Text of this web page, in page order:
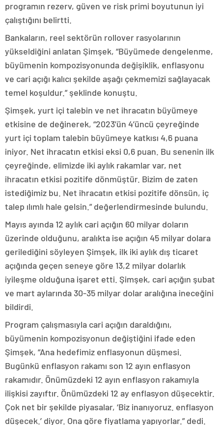
programın rezerv, güven ve risk primi boyutunun iyi
çalıştığını belirtti.
Bankaların, reel sektörün rollover rasyolarının
yükseldiğini anlatan Şimşek, “Büyümede dengelenme,
büyümenin kompozisyonunda değişiklik, enflasyonu
ve cari açığı kalıcı şekilde aşağı çekmemizi sağlayacak
temel koşuldur.” şeklinde konuştu.
Şimşek, yurt içi talebin ve net ihracatın büyümeye
etkisine de değinerek, “2023’ün 4’üncü çeyreğinde
yurt içi toplam talebin büyümeye katkısı 4,6 puana
iniyor. Net ihracatın etkisi eksi 0,6 puan. Bu senenin ilk
çeyreğinde, elimizde iki aylık rakamlar var, net
ihracatın etkisi pozitife dönmüştür. Bizim de zaten
istediğimiz bu. Net ihracatın etkisi pozitife dönsün, iç
talep ılımlı hale gelsin.” değerlendirmesinde bulundu.
Mayıs ayında 12 aylık cari açığın 60 milyar doların
üzerinde olduğunu, aralıkta ise açığın 45 milyar dolara
gerilediğini söyleyen Şimşek, ilk iki aylık dış ticaret
açığında geçen seneye göre 13,2 milyar dolarlık
iyileşme olduğuna işaret etti. Şimşek, cari açığın şubat
ve mart aylarında 30-35 milyar dolar aralığına ineceğini
bildirdi.
Program çalışmasıyla cari açığın daraldığını,
büyümenin kompozisyonun değiştiğini ifade eden
Şimşek, “Ana hedefimiz enflasyonun düşmesi.
Bugünkü enflasyon rakamı son 12 ayın enflasyon
rakamıdır. Önümüzdeki 12 ayın enflasyon rakamıyla
ilişkisi zayıftır. Önümüzdeki 12 ay enflasyon düşecektir.
Çok net bir şekilde piyasalar, ‘Biz inanıyoruz. enflasyon
düşecek.’ diyor. Ona göre fiyatlama yapıyorlar.” dedi.